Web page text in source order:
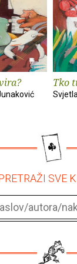
Tko
SVE